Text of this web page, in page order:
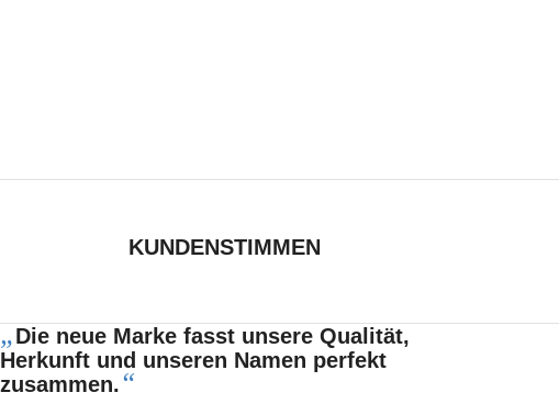
KUNDENSTIMMEN
„Die neue Marke fasst unsere Qualität,
Herkunft und unseren Namen perfekt
zusammen.“